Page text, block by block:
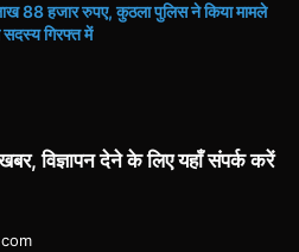
88 हजार रुपए, कुठला पुलिस ने किया मामले
सदस्य गिरफ्त में
विज्ञापन देने के लिए यहाँ संपर्क करें